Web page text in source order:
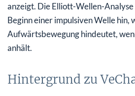
anzeigt. Die Elliott-Wellen-
Beginn einer impulsiven Welle hin,
Aufwärtsbewegung hindeutet,
anhält.
Hintergrund zu